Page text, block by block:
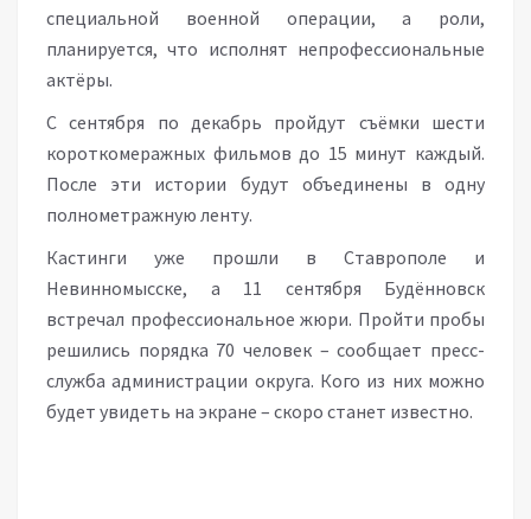
специальной военной операции, а роли,
планируется, что исполнят непрофессиональные
актёры.
С сентября по декабрь пройдут съёмки шести
короткомеражных фильмов до 15 минут каждый.
После эти истории будут объединены в одну
полнометражную ленту.
Кастинги уже прошли в Ставрополе и
Невинномысске, а 11 сентября Будённовск
встречал профессиональное жюри. Пройти пробы
решились порядка 70 человек – сообщает пресс-
служба администрации округа. Кого из них можно
будет увидеть на экране – скоро станет известно.